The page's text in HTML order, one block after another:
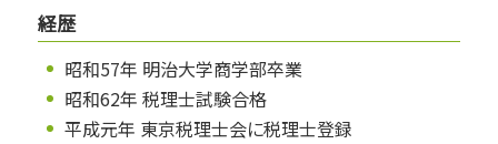
経歴
昭和57年 明治大学商学部卒業
昭和62年 税理士試験合格
平成元年 東京税理士会に税理士登録